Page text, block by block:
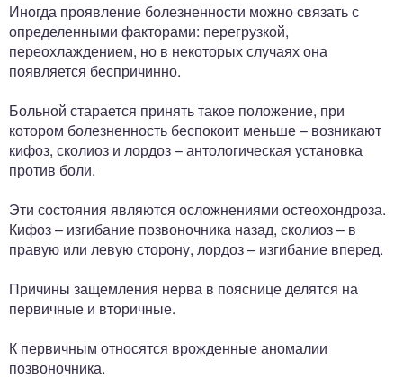
Иногда проявление болезненности можно связать с
определенными факторами: перегрузкой,
переохлаждением, но в некоторых случаях она
появляется беспричинно.
Больной старается принять такое положение, при
котором болезненность беспокоит меньше – возникают
кифоз, сколиоз и лордоз – антологическая установка
против боли.
Эти состояния являются осложнениями остеохондроза.
Кифоз – изгибание позвоночника назад, сколиоз – в
правую или левую сторону, лордоз – изгибание вперед.
Причины защемления нерва в пояснице делятся на
первичные и вторичные.
К первичным относятся врожденные аномалии
позвоночника.